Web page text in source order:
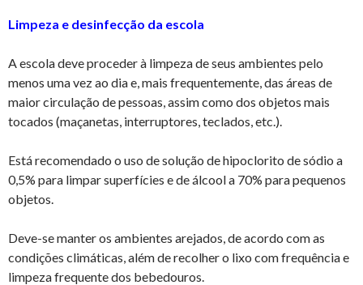
Limpeza e desinfecção da escola
A escola deve proceder à limpeza de seus ambientes pelo
menos uma vez ao dia e, mais frequentemente, das áreas de
maior circulação de pessoas, assim como dos objetos mais
tocados (maçanetas, interruptores, teclados, etc.).
Está recomendado o uso de solução de hipoclorito de sódio a
0,5% para limpar superfícies e de álcool a 70% para pequenos
objetos.
Deve-se manter os ambientes arejados, de acordo com as
condições climáticas, além de recolher o lixo com frequência e
limpeza frequente dos bebedouros.